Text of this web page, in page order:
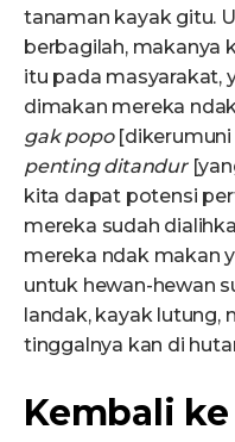
tanaman kayak gitu.
berbagilah, makanya
itu pada masyarakat,
dimakan mereka
gak popo
penting ditandur
kita dapat potensi
mereka sudah
mereka ndak makan
untuk hewan-hewan
landak, kayak lutung,
tinggalnya kan di
Kembali